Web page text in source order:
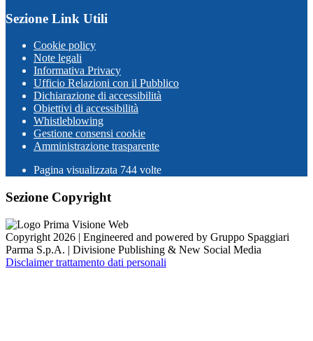
Sezione Link Utili
Cookie policy
Note legali
Informativa Privacy
Ufficio Relazioni con il Pubblico
Dichiarazione di accessibilità
Obiettivi di accessibilità
Whistleblowing
Gestione consensi cookie
Amministrazione trasparente
Pagina visualizzata 744 volte
Sezione Copyright
Copyright 2026 | Engineered and powered by Gruppo Spaggiari
Parma S.p.A. | Divisione Publishing & New Social Media
Disclaimer trattamento dati personali